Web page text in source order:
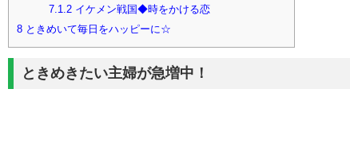
7.1.2イケメン戦国◆時をかける恋
8 ときめいて毎日をハッピーに☆
ときめきたい主婦が急増中！